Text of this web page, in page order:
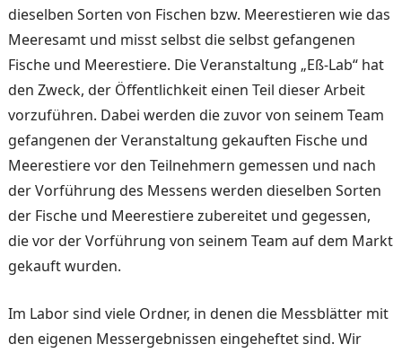
dieselben Sorten von Fischen bzw. Mee­restieren wie das
Meeresamt und misst selbst die selbst ge­fangenen
Fische und Meeres­tiere. Die Veranstaltung „Eß-Lab“ hat
den Zweck, der Öf­fentlichkeit einen Teil dieser Arbeit
vorzuführen. Dabei werden die zuvor von seinem Team
gefangenen der Veranstal­tung gekauften Fische und
Meerestiere vor den Teilneh­mern gemessen und nach
der Vorführung des Messens werden dieselben Sorten
der Fische und Meerestiere zu­bereitet und gegessen,
die vor der Vorführung von seinem Team auf dem Markt
gekauft wurden.
Im Labor sind viele Ordner, in denen die Messblätter mit
den eigenen Messergebnissen ein­geheftet sind. Wir